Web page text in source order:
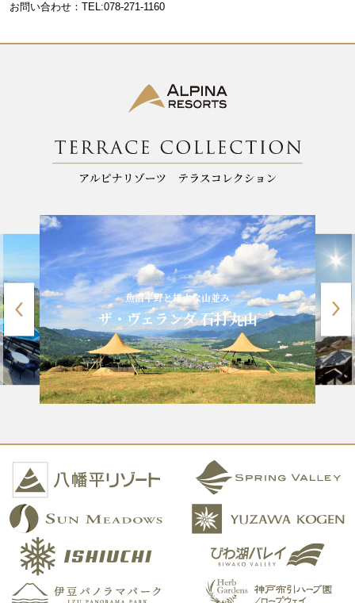
k
お問い合わせ：TEL:078-271-1160
魚沼平野と雄大な山並み
ザ・ヴェランダ 石打丸山